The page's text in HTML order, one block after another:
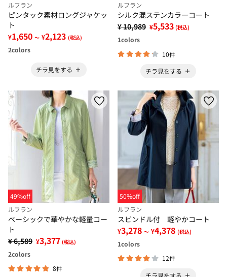
ルフラン
ピンタック素材ロングジャケッ
ト
¥1,650 ～ ¥2,123 (税込)
2colors
チラ見をする
ルフラン
シルク混ステンカラーコート
¥ 10,989 ¥5,533 (税込)
1colors
10件
チラ見をする
49%off
ルフラン
ベーシックで華やかな軽量コー
ト
¥ 6,589 ¥3,377 (税込)
2colors
8件
50%off
ルフラン
スピンドル付 軽やかコート
¥3,278 ～ ¥4,378 (税込)
1colors
12件
チラ見をする